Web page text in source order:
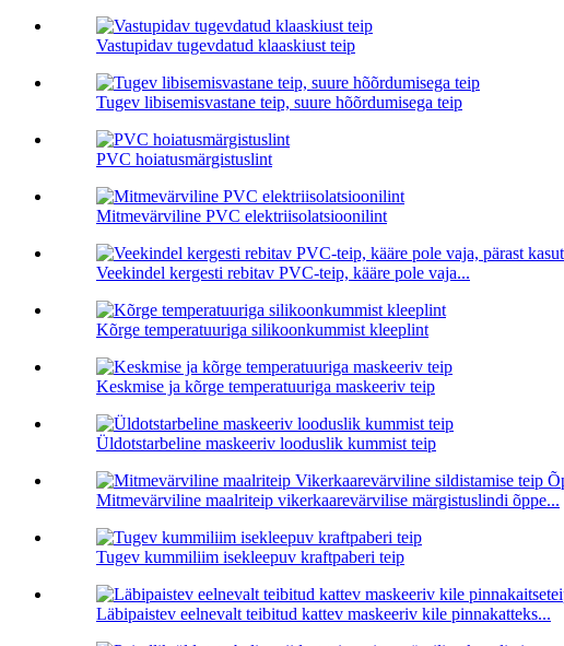
Vastupidav tugevdatud klaaskiust teip
Tugev libisemisvastane teip, suure hõõrdumisega teip
PVC hoiatusmärgistuslint
Mitmevärviline PVC elektriisolatsioonilint
Veekindel kergesti rebitav PVC-teip, kääre pole vaja...
Kõrge temperatuuriga silikoonkummist kleeplint
Keskmise ja kõrge temperatuuriga maskeeriv teip
Üldotstarbeline maskeeriv looduslik kummist teip
Mitmevärviline maalriteip vikerkaarevärvilise märgistuslindi õppe...
Tugev kummiliim isekleepuv kraftpaberi teip
Läbipaistev eelnevalt teibitud kattev maskeeriv kile pinnakatteks...